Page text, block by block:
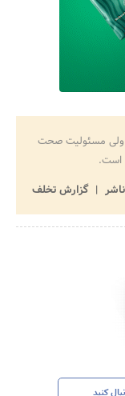
ولی مسئولیت صحت
است.
گزارش تخلف
کنید